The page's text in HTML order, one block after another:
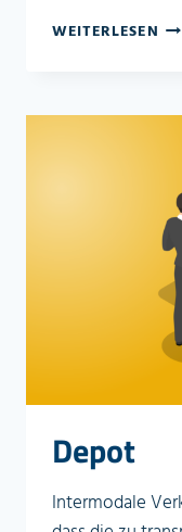
WEITERLESEN PDF-
Depot
Intermodale